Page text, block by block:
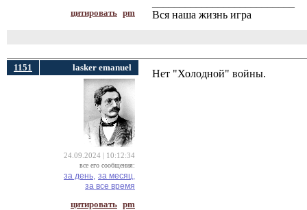
цитировать pm
Вся наша жизнь игра
1151 lasker emanuel
24.09.2024 | 10:12:34
все его сообщения:
за день, за месяц,
за все время
цитировать pm
Нет "Холодной" войны.